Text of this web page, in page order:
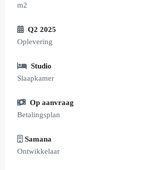
m2
Q2 2025
Oplevering
Studio
Slaapkamer
Op aanvraag
Betalingsplan
Samana
Ontwikkelaar